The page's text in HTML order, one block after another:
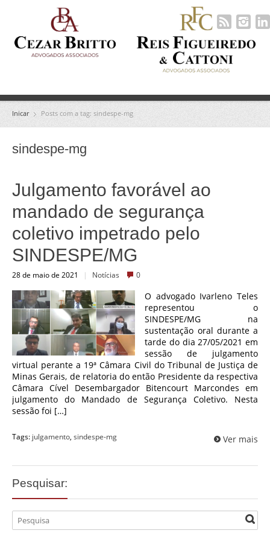
Inicar Posts com a tag: sindespe-mg
sindespe-mg
Julgamento favorável ao
mandado de segurança
coletivo impetrado pelo
SINDESPE/MG
28 de maio de 2021 | Notícias 0
O advogado Ivarleno Teles
representou o
SINDESPE/MG na
sustentação oral durante a
tarde do dia 27/05/2021 em
sessão de julgamento
virtual perante a 19ª Câmara Civil do Tribunal de Justiça de
Minas Gerais, de relatoria do então Presidente da respectiva
Câmara Cível Desembargador Bitencourt Marcondes em
julgamento do Mandado de Segurança Coletivo. Nesta
sessão foi […]
Tags: julgamento, sindespe-mg Ver mais
Pesquisar: